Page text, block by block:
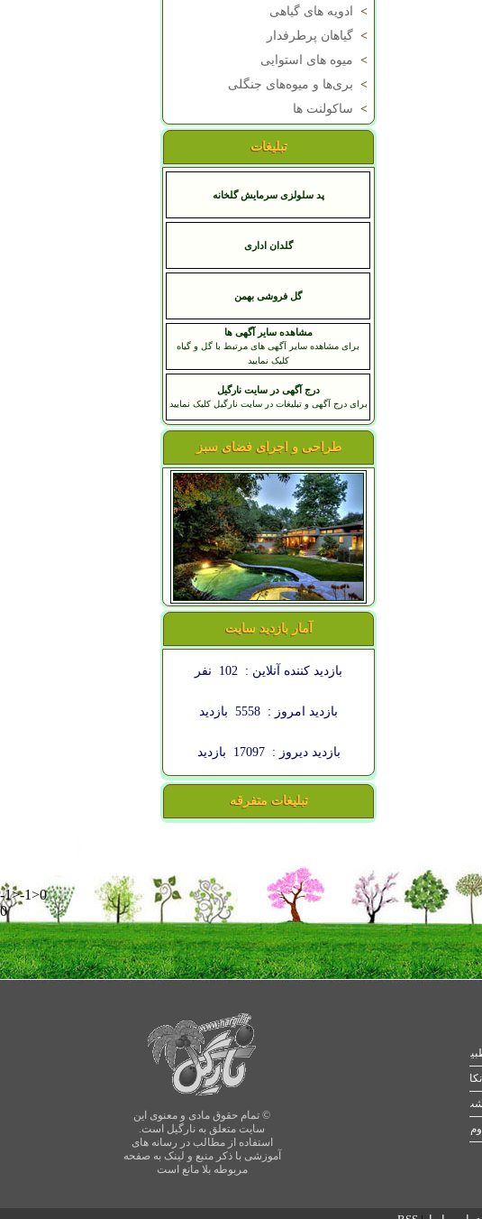
>
ادویه های گیاهی
> گیاهان پرطرفدار
> میوه های استوایی
> بری‌ها و میوه‌های جنگلی
> ساکولنت ها
تبلیغات
پد سلولزی سرمایش گلخانه
گلدان اداری
گل فروشی بهمن
مشاهده سایر آگهی ها
برای مشاهده سایر آگهی های مرتبط با گل و گیاه
کلیک نمایید
درج آگهی در سایت نارگیل
برای درج آگهی و تبلیغات در سایت نارگیل کلیک نمایید
طراحی و اجرای فضای سبز
آمار بازدید سایت
بازدید کننده آنلاین : 102 نفر
بازدید امروز : 5558 بازدید
بازدید دیروز : 17097 بازدید
تبلیغات متفرقه
-1>-1>0
0
© تمام حقوق مادی و معنوی این
سایت متعلق به نارگیل است.
استفاده از مطالب در رسانه های
آموزشی با ذکر منبع و لینک به صفحه
مربوطه بلا مانع است
طلایی
در بهار